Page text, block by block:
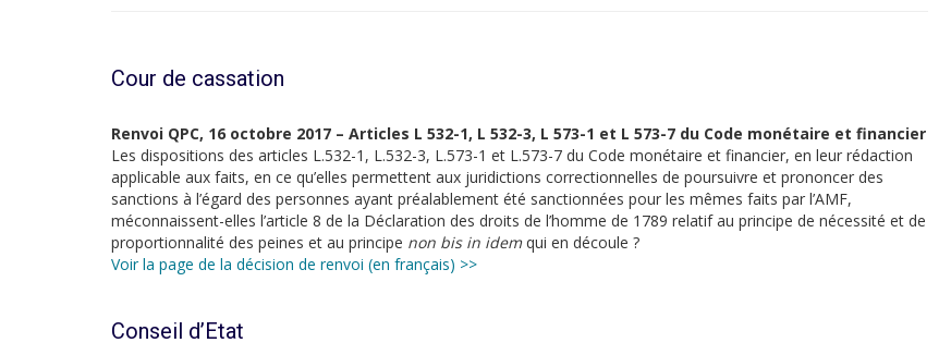
Cour de cassation
Renvoi QPC, 16 octobre 2017 – Articles L 532-1, L 532-3, L 573-1 et L 573-7 du Code monétaire et financier
Les dispositions des articles L.532-1, L.532-3, L.573-1 et L.573-7 du Code monétaire et financier, en leur rédaction
applicable aux faits, en ce qu’elles permettent aux juridictions correctionnelles de poursuivre et prononcer des
sanctions à l’égard des personnes ayant préalablement été sanctionnées pour les mêmes faits par l’AMF,
méconnaissent-elles l’article 8 de la Déclaration des droits de l’homme de 1789 relatif au principe de nécessité et de
proportionnalité des peines et au principe non bis in idemqui en découle ?
Voir la page de la décision de renvoi (en français) >>
Conseil d’Etat